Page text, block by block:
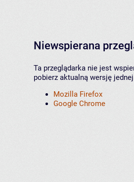
Niewspierana
Ta przeglądarka nie jest
pobierz aktualną wersję
Mozilla Firefox
Google Chrome